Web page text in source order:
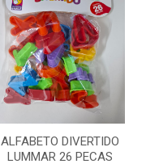
ALFABETO DIVERTIDO
LUMMAR 26 PECAS